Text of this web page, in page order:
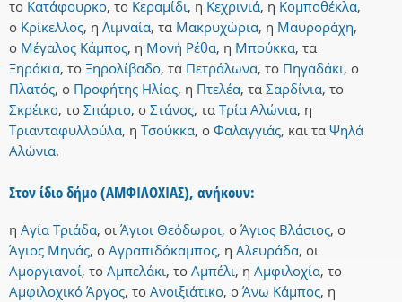
το Κατάφουρκο, το Κεραμίδι, η Κεχρινιά, η Κομποθέκλα,
ο Κρίκελλος, η Λιμναία, τα Μακρυχώρια, η Μαυροράχη,
ο Μέγαλος Κάμπος, η Μονή Ρέθα, η Μπούκκα, τα
Ξηράκια, το Ξηρολίβαδο, τα Πετράλωνα, το Πηγαδάκι, ο
Πλατός, ο Προφήτης Ηλίας, η Πτελέα, τα Σαρδίνια, το
Σκρέικο, το Σπάρτο, ο Στάνος, τα Τρία Αλώνια, η
Τριανταφυλλούλα, η Τσούκκα, ο Φαλαγγιάς, και τα Ψηλά
Αλώνια.
Στον ίδιο δήμο (ΑΜΦΙΛΟΧΙΑΣ), ανήκουν:
η Αγία Τριάδα, οι Άγιοι Θεόδωροι, ο Άγιος Βλάσιος, ο
Άγιος Μηνάς, ο Αγραπιδόκαμπος, η Αλευράδα, οι
Αμοργιανοί, το Αμπελάκι, το Αμπέλι, η Αμφιλοχία, το
Αμφιλοχικό Άργος, το Ανοιξιάτικο, ο Άνω Κάμπος, η